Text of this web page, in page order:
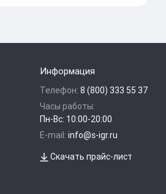
Информация
Телефон: 8 (800) 333 55 37
Часы работы:
Пн-Вс: 10:00-20:00
E-mail: info@s-igr.ru
Скачать прайс-лист